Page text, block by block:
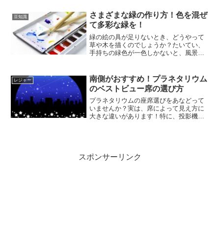
が、どちらがコストパフォーマンスに優
れているのでしょうか？本...
豆知識
さまざまな緑の作り方！色を混ぜ
て多彩な緑を！
緑の絵の具が足りないとき、どうやって
草や木を描くのでしょうか？たいてい、
手持ちの緑色が一色しかないと、風景画
できるんです。様々な緑色を創造する方
法には、色の組み合わせの...
レジャー
南側がおすすめ！プラネタリウム
のベストビュー席の選び方
プラネタリウムの座席選びをあなどって
いませんか？実は、席によって見え方に
大きな違いがあります！特に、投影機か
スポンサーリンク